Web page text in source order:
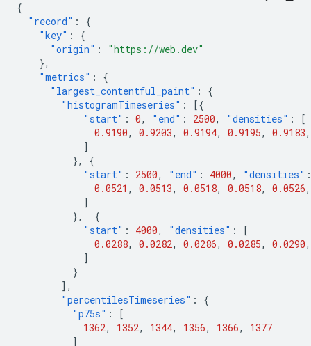
{
"record" :
{
"key" :
{
"origin" :
"https://web.dev"
},
"metrics" :
{
"largest_contentful_paint" :
{
"histogramTimeseries" :
[{
"start" : 0, "end" : 2500, "densities" :
[
0.9190, 0.9203, 0.9194, 0.9195, 0.9183,
]
},
{
"start" : 2500, "end" : 4000, "densities" :
0.0521 , 0.0513, 0.0518, 0.0518, 0.0526,
]
},
{
"start" : 4000, "densities" :
[
0.0288, 0.0282, 0.0286, 0.0285, 0.0290,
]
}
],
"percentilesTimeseries" :
{
"p75s" :
[
1362, 1352, 1344, 1356, 1366,
1377
]